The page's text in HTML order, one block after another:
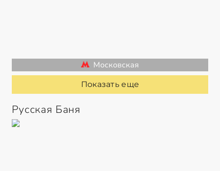
Московская
Показать еще
Русская Баня